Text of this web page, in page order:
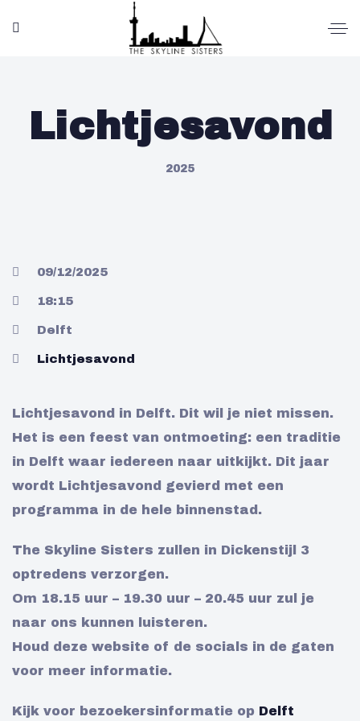
Lichtjesavond
2025
09/12/2025
18:15
Delft
Lichtjesavond
Lichtjesavond in Delft. Dit wil je niet missen.
Het is een feest van ontmoeting: een traditie
in Delft waar iedereen naar uitkijkt. Dit jaar
wordt Lichtjesavond gevierd met een
programma in de hele binnenstad.
The Skyline Sisters zullen in Dickenstijl 3
optredens verzorgen.
Om 18.15 uur – 19.30 uur – 20.45 uur zul je
naar ons kunnen luisteren.
Houd deze website of de socials in de gaten
voor meer informatie.
Kijk voor bezoekersinformatie op Delft